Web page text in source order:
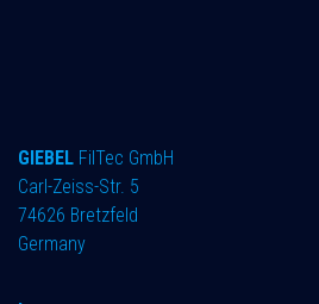
GIEBEL FilTec GmbH
Carl-Zeiss-Str. 5
74626 Bretzfeld
Germany